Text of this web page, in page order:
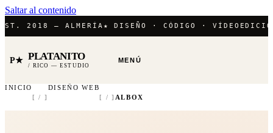
Saltar al contenido
2018 — ALMERÍA★ DISEÑO · CÓDIGO · VÍDEOEDICIÓN /
P★ PLATANITO
/ RICO — ESTUDIO
MENÚ
INICIO
[ / ]
DISEÑO WEB
[ / ] ALBOX